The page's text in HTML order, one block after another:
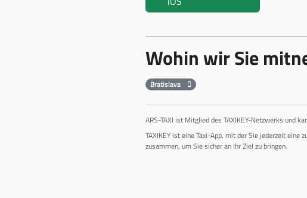
Wohin wir Sie
Bratislava
ARS-TAXI ist Mitglied des TAXIKEY-Netzwerks und
TAXIKEY ist eine Taxi-App, mit der Sie jederzeit eine
zusammen, um Sie sicher an Ihr Ziel zu bringen.